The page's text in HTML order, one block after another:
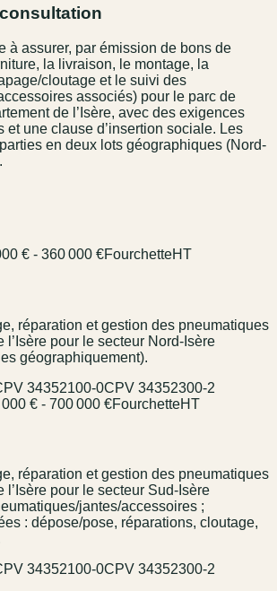
à assurer, par émission de bons de
la livraison, le montage, la
cloutage et le suivi des
associés) pour le parc de
de l’Isère, avec des exigences
et une clause d’insertion sociale. Les
en deux lots géographiques (Nord-
€ - 360 000 €FourchetteHT
réparation et gestion des pneumatiques
l’Isère pour le secteur Nord-Isère
géographiquement).
34352100-0CPV 34352300-2
000 € - 700 000 €FourchetteHT
réparation et gestion des pneumatiques
l’Isère pour le secteur Sud-Isère
jantes/accessoires ;
: dépose/pose, réparations, cloutage,
34352100-0CPV 34352300-2